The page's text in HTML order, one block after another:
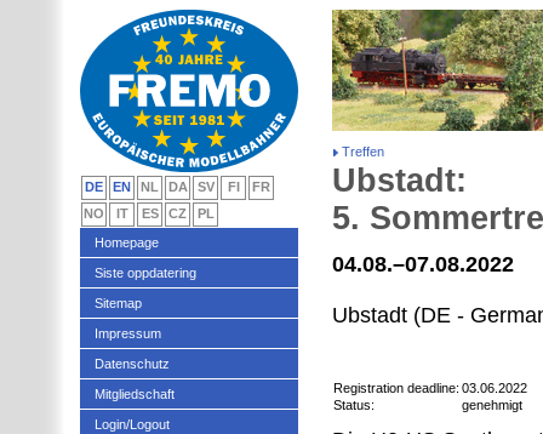
Treffen
Ubstadt:
5.
04.08.–07.08.2022
Ubstadt (DE -
Registration deadline: 03.06.2022
Status:
genehmigt
DE EN NL DA SV FI
FR
NO
IT ES CZ
PL
Homepage
Siste oppdatering
Sitemap
Impressum
Datenschutz
Mitgliedschaft
Login/Logout